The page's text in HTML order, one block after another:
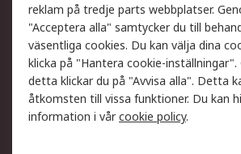
Support
Få hjälp
Retur
Leverans
Spåra
Begär en fakturakopi
Betalningsalternativ
reklam på tredje parts webbplatser.
"Acceptera alla" samtycker du till
väsentliga cookies. Du kan välja dina
klicka på "Hantera cookie-inställningar".
detta klickar du på "Avvisa alla". Detta
åtkomsten till vissa funktioner. Du kan
information i vårcookie policy.